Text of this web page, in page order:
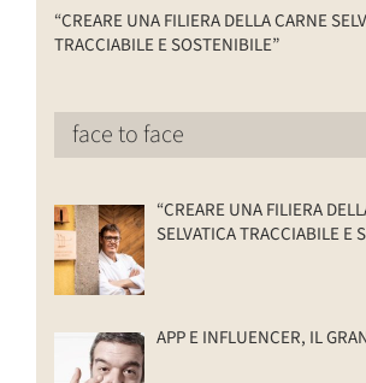
“CREARE UNA FILIERA DELLA CARNE
TRACCIABILE E SOSTENIBILE”
face to face
“CREARE UNA FILIERA
SELVATICA TRACCIABILE E
APP E INFLUENCER, IL